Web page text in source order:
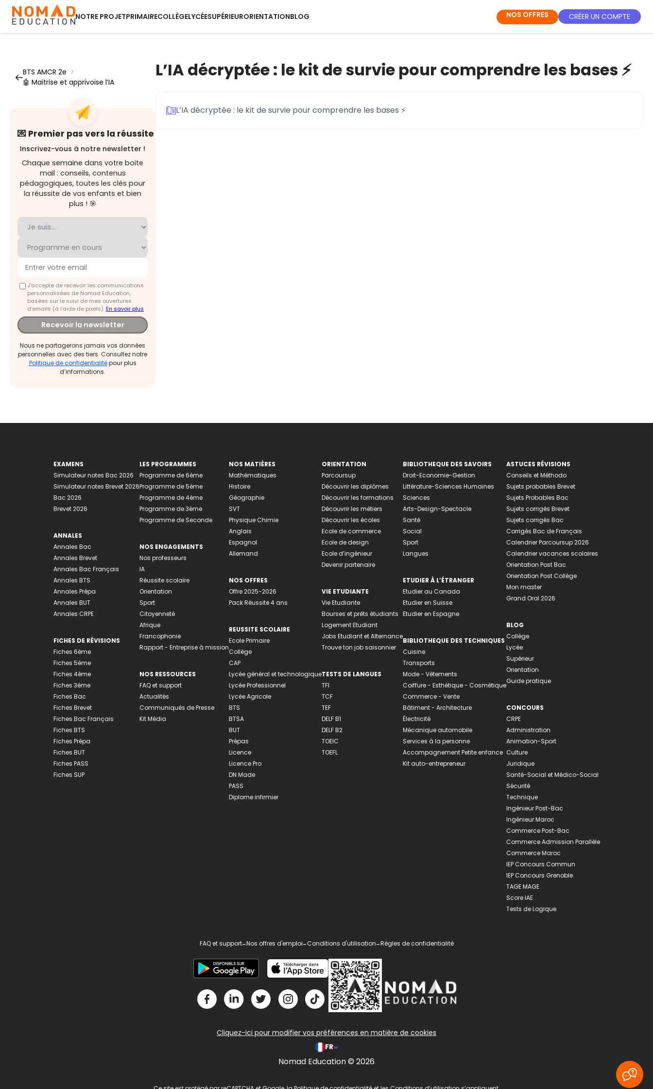
NOTRE PROJETPRIMAIRECOLLÈGELYCÉESUPÉRIEURORIENTATIONBLOG NOS OFFRES CRÉER UN COMPTE
BTS AMCR 2e >
🤖 Maitrise et apprivoise l’IA
💌 Premier pas vers la réussite
Inscrivez-vous à notre newsletter !
Chaque semaine dans votre boite
mail : conseils, contenus
pédagogiques, toutes les clés pour
la réussite de vos enfants et bien
plus ! 🎯
J'accepte de recevoir les communications
personnalisées de Nomad Education,
basées sur le suivi de mes ouvertures
d'emails (à l’aide de pixels).En savoir plus
Recevoir la newsletter
Nous ne partagerons jamais vos données
personnelles avec des tiers. Consultez notre
Politique de confidentialitépour plus
d’informations.
L’IA décryptée : le kit de survie pour comprendre les bases ⚡
L’IA décryptée : le kit de survie pour comprendre les bases ⚡
EXAMENS
Simulateur notes Bac 2026
Simulateur notes Brevet 2026
Bac 2026
Brevet 2026
ANNALES
Annales Bac
Annales Brevet
Annales Bac Français
Annales BTS
Annales Prépa
Annales BUT
Annales CRPE
FICHES DE RÉVISIONS
Fiches 6ème
Fiches 5ème
Fiches 4ème
Fiches 3ème
Fiches Bac
Fiches Brevet
Fiches Bac Français
Fiches BTS
Fiches Prépa
Fiches BUT
Fiches PASS
Fiches SUP
LES PROGRAMMES
Programme de 6ème
Programme de 5ème
Programme de 4ème
Programme de 3ème
Programme de Seconde
NOS ENGAGEMENTS
Nos professeurs
IA
Réussite scolaire
Orientation
Sport
Citoyenneté
Afrique
Francophonie
Rapport - Entreprise à mission
NOS RESSOURCES
FAQ et support
Actualités
Communiqués de Presse
Kit Média
NOS MATIÈRES
Mathématiques
Histoire
Géographie
SVT
Physique Chimie
Anglais
Espagnol
Allemand
NOS OFFRES
Offre 2025-2026
Pack Réussite 4 ans
REUSSITE SCOLAIRE
Ecole Primaire
Collège
CAP
Lycée général et technologique
Lycée Professionnel
Lycée Agricole
BTS
BTSA
BUT
Prépas
Licence
Licence Pro
DN Made
PASS
Diplome infirmier
ORIENTATION
Parcoursup
Découvrir les diplômes
Découvrir les formations
Découvrir les métiers
Découvrir les écoles
Ecole de commerce
Ecole de design
Ecole d’ingénieur
Devenir partenaire
VIE ETUDIANTE
Vie Etudiante
Bourses et prêts étudiants
Logement Etudiant
Jobs Etudiant et Alternance
Trouve ton job saisonnier
TESTS DE LANGUES
TFI
TCF
TEF
DELF B1
DELF B2
TOEIC
TOEFL
BIBLIOTHEQUE DES SAVOIRS
Droit-Economie-Gestion
Littérature-Sciences Humaines
Sciences
Arts-Design-Spectacle
Santé
Social
Sport
Langues
ETUDIER À L’ÉTRANGER
Etudier au Canada
Etudier en Suisse
Etudier en Espagne
BIBLIOTHEQUE DES TECHNIQUES
Cuisine
Transports
Mode - Vêtements
Coiffure - Esthétique - Cosmétique
Commerce - Vente
Bâtiment - Architecture
Électricité
Mécanique automobile
Services à la personne
Accompagnement Petite enfance
Kit auto-entrepreneur
ASTUCES RÉVISIONS
Conseils et Méthodo
Sujets probables Brevet
Sujets Probables Bac
Sujets corrigés Brevet
Sujets corrigés Bac
Corrigés Bac de Français
Calendrier Parcoursup 2026
Calendrier vacances scolaires
Orientation Post Bac
Orientation Post Collège
Mon master
Grand Oral 2026
BLOG
Collège
Lycée
Supérieur
Orientation
Guide pratique
CONCOURS
CRPE
Administration
Animation-Sport
Culture
Juridique
Santé-Social et Médico-Social
Sécurité
Technique
Ingénieur Post-Bac
Ingénieur Maroc
Commerce Post-Bac
Commerce Admission Parallèle
Commerce Maroc
IEP Concours Commun
IEP Concours Grenoble
TAGE MAGE
Score IAE
Tests de Logique
FAQ et support-Nos offres d'emploi-Conditions d'utilisation-Règles de confidentialité
Cliquez-ici pour modifier vos préférences en matière de cookies
FR
Nomad Education © 2026